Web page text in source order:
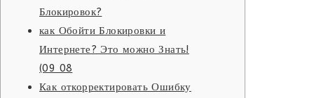
Блокировок?
как Обойти Блокировки и
Интернете? Это можно Знать!
(09 08
Как откорректировать Ошибку